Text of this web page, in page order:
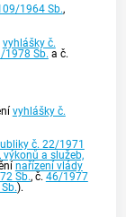
1964 Sb.,
vyhlášky č.
1978 Sb. a č.
vyhlášky č.
č. 22/1971
výkonů a služeb,
nařízení vlády
Sb., č. 46/1977
).